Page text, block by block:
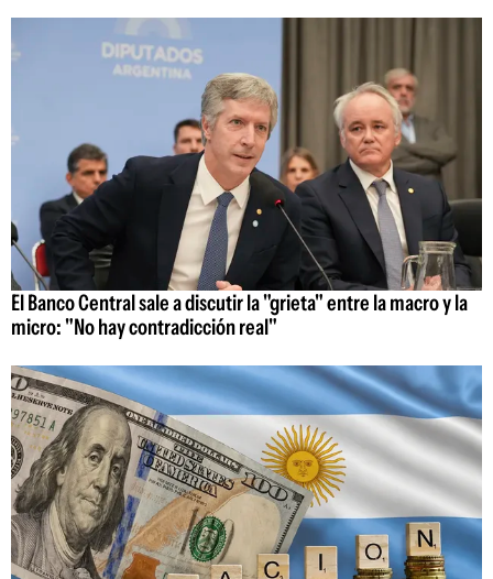
El Banco Central sale a discutir la "grieta" entre la macro y la
micro: "No hay contradicción real"